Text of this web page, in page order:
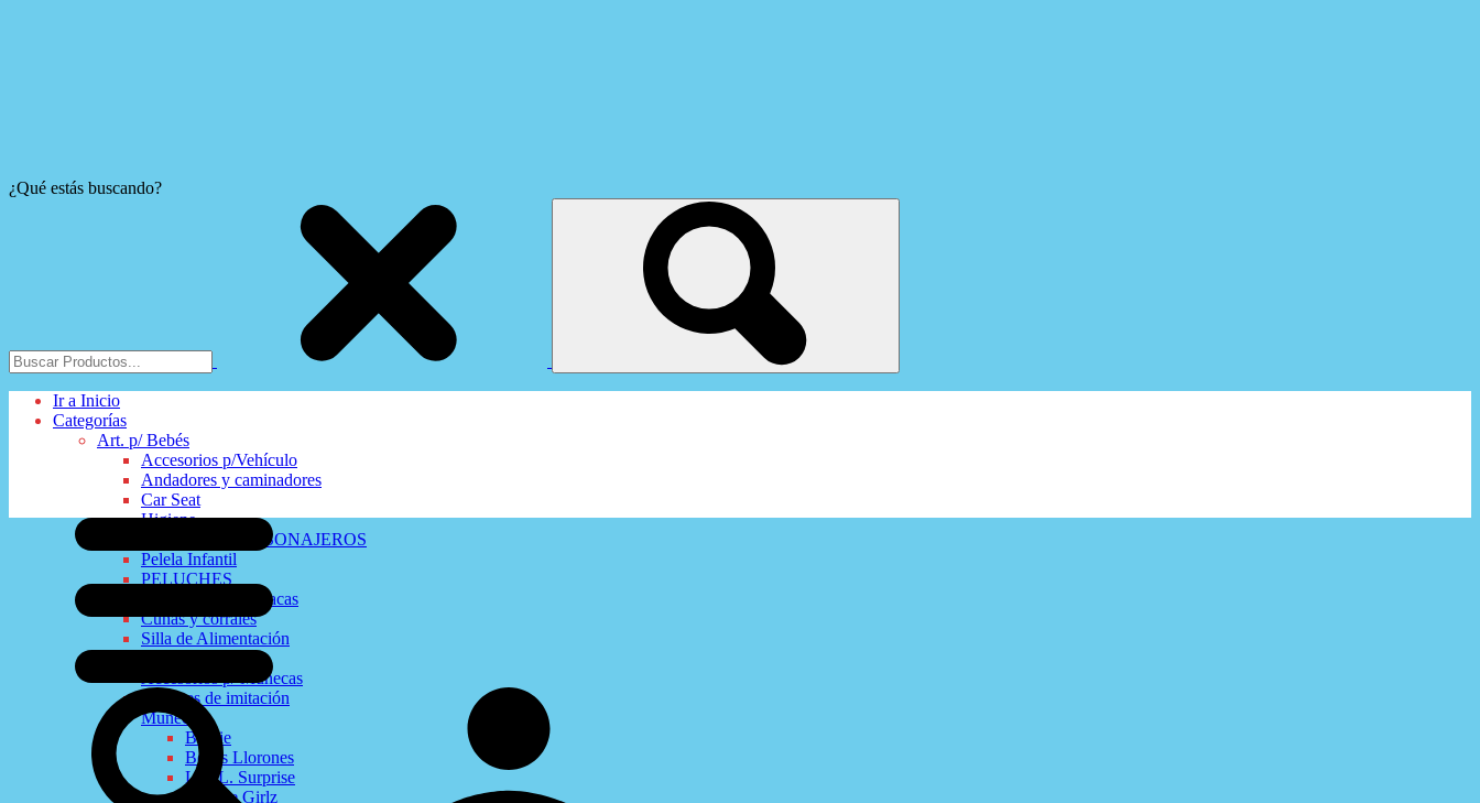
¿Qué estás buscando?
Ir a Inicio
Categorías
Art. p/ Bebés
Accesorios p/Vehículo
Andadores y caminadores
Car Seat
Higiene
MORDEDOR Y SONAJEROS
Pelela Infantil
PELUCHES
Mecedoras y Hamacas
Cunas y corrales
Silla de Alimentación
Accesorios p/ Muñecas
Juguetes de imitación
Muñecas
Barbie
Bebes Llorones
L.O.L. Surprise
Sparkle Girlz